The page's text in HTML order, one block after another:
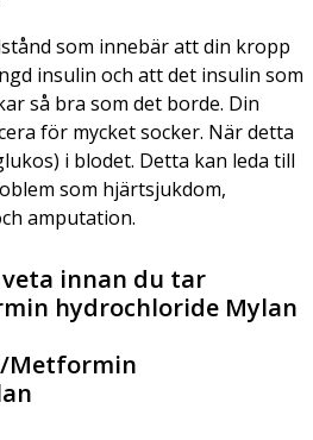
som innebär att din kropp
insulin och att det insulin som
så bra som det borde. Din
för mycket socker. När detta
i blodet. Detta kan leda till
som hjärtsjukdom,
amputation.
veta innan du tar
hydrochloride Mylan
Metformin